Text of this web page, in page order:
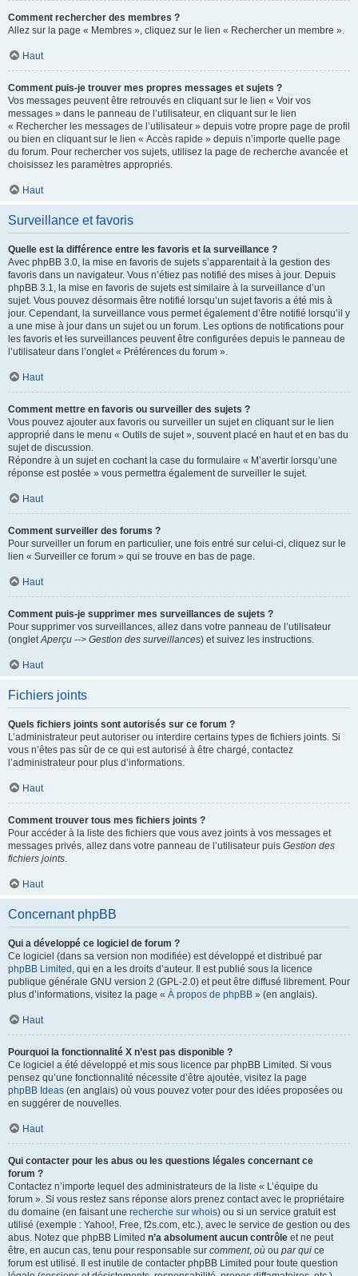
Comment rechercher des membres ?
Allez sur la page « Membres », cliquez sur le lien « Rechercher un membre ».
Haut
Comment puis-je trouver mes propres messages et sujets ?
Vos messages peuvent être retrouvés en cliquant sur le lien « Voir vos
messages » dans le panneau de l’utilisateur, en cliquant sur le lien
« Rechercher les messages de l’utilisateur » depuis votre propre page de profil
ou bien en cliquant sur le lien « Accès rapide » depuis n’importe quelle page
du forum. Pour rechercher vos sujets, utilisez la page de recherche avancée et
choisissez les paramètres appropriés.
Haut
Surveillance et favoris
Quelle est la différence entre les favoris et la surveillance ?
Avec phpBB 3.0, la mise en favoris de sujets s’apparentait à la gestion des
favoris dans un navigateur. Vous n’étiez pas notifié des mises à jour. Depuis
phpBB 3.1, la mise en favoris de sujets est similaire à la surveillance d’un
sujet. Vous pouvez désormais être notifié lorsqu’un sujet favoris a été mis à
jour. Cependant, la surveillance vous permet également d’être notifié lorsqu’il y
a une mise à jour dans un sujet ou un forum. Les options de notifications pour
les favoris et les surveillances peuvent être configurées depuis le panneau de
l’utilisateur dans l’onglet « Préférences du forum ».
Haut
Comment mettre en favoris ou surveiller des sujets ?
Vous pouvez ajouter aux favoris ou surveiller un sujet en cliquant sur le lien
approprié dans le menu « Outils de sujet », souvent placé en haut et en bas du
sujet de discussion.
Répondre à un sujet en cochant la case du formulaire « M’avertir lorsqu’une
réponse est postée » vous permettra également de surveiller le sujet.
Haut
Comment surveiller des forums ?
Pour surveiller un forum en particulier, une fois entré sur celui-ci, cliquez sur le
lien « Surveiller ce forum » qui se trouve en bas de page.
Haut
Comment puis-je supprimer mes surveillances de sujets ?
Pour supprimer vos surveillances, allez dans votre panneau de l’utilisateur
(ongletAperçu --> Gestion des surveillances) et suivez les instructions.
Haut
Fichiers joints
Quels fichiers joints sont autorisés sur ce forum ?
L’administrateur peut autoriser ou interdire certains types de fichiers joints. Si
vous n’êtes pas sûr de ce qui est autorisé à être chargé, contactez
l’administrateur pour plus d’informations.
Haut
Comment trouver tous mes fichiers joints ?
Pour accéder à la liste des fichiers que vous avez joints à vos messages et
messages privés, allez dans votre panneau de l’utilisateur puis Gestion des
fichiers joints.
Haut
Concernant phpBB
Qui a développé ce logiciel de forum ?
Ce logiciel (dans sa version non modifiée) est développé et distribué par
phpBB Limited , qui en a les droits d’auteur. Il est publié sous la licence
publique générale GNU version 2 (GPL-2.0) et peut être diffusé librement. Pour
plus d’informations, visitez la page « À propos de phpBB » (en anglais).
Haut
Pourquoi la fonctionnalité X n’est pas disponible ?
Ce logiciel a été développé et mis sous licence par phpBB Limited. Si vous
pensez qu’une fonctionnalité nécessite d’être ajoutée, visitez la page
phpBB Ideas (en anglais) où vous pouvez voter pour des idées proposées ou
en suggérer de nouvelles.
Haut
Qui contacter pour les abus ou les questions légales concernant ce
forum ?
Contactez n’importe lequel des administrateurs de la liste « L’équipe du
forum ». Si vous restez sans réponse alors prenez contact avec le propriétaire
du domaine (en faisant une recherche sur whois) ou si un service gratuit est
utilisé (exemple : Yahoo!, Free, f2s.com, etc.), avec le service de gestion ou des
abus. Notez que phpBB Limited n’a absolument aucun contrôle et ne peut
être, en aucun cas, tenu pour responsable sur comment, où ou par qui ce
forum est utilisé. Il est inutile de contacter phpBB Limited pour toute question